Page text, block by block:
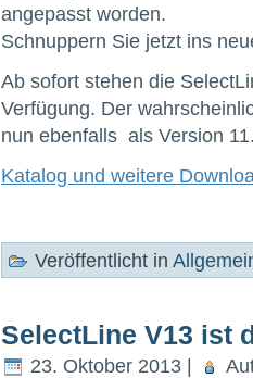
angepasst worden.
Schnuppern Sie jetzt ins
Ab sofort stehen die
Verfügung. Der
nun ebenfalls als Version
Katalog und weitere
Veröffentlicht in
SelectLine V13 ist
23. Oktober 2013 |